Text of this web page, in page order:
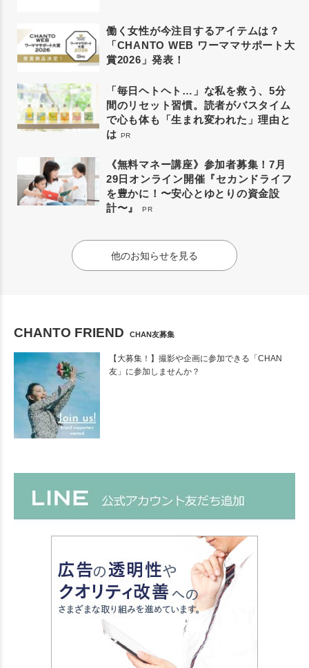
働く女性が今注目するアイテムは？
「CHANTO WEB ワーママサポート大
賞2026」発表！
「毎日ヘトヘト…」な私を救う、5分
間のリセット習慣。読者がバスタイム
で心も体も「生まれ変われた」理由と
は PR
《無料マネー講座》参加者募集！7月
29日オンライン開催『セカンドライフ
を豊かに！〜安心とゆとりの資金設
計〜』
PR
他のお知らせを見る
CHANTO FRIEND CHAN友募集
【大募集！】撮影や企画に参加できる「CHAN
友」に参加しませんか？